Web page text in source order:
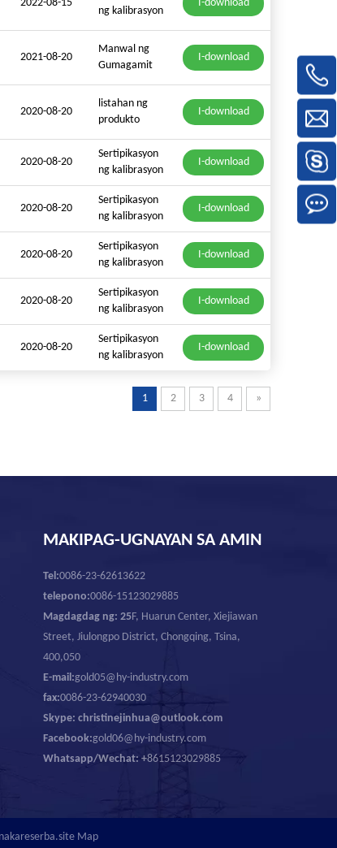
2022-08-15
ng kalibrasyon
I-download
2021-08-20
Manwal ng
Gumagamit
I-download
2020-08-20
listahan ng
produkto
I-download
2020-08-20
Sertipikasyon
ng kalibrasyon
I-download
2020-08-20
Sertipikasyon
ng kalibrasyon
I-download
2020-08-20
Sertipikasyon
ng kalibrasyon
I-download
2020-08-20
Sertipikasyon
ng kalibrasyon
I-download
2020-08-20
Sertipikasyon
ng kalibrasyon
I-download
1 2 3 4 »
MAKIPAG-UGNAYAN SA AMIN
Tel:0086-23-62613622
telepono:0086-15123029885
Magdagdag ng: 25F, Huarun Center, Xiejiawan
Street, Jiulongpo District, Chongqing, Tsina,
400,050
E-mail:gold05@hy-industry.com
fax:0086-23-62940030
Skype: christinejinhua@outlook.com
Facebook:gold06@hy-industry.com
Whatsapp/Wechat: +8615123029885
site Map